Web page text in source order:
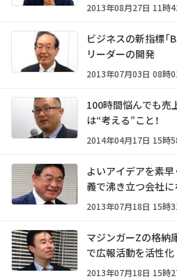
2013年08月27日 11時
ビジネスの新指標「
リーダーの開発
2013年07月03日 08時
100時間悩んでも売
は“考える”こと！
2014年04月17日 15時
よいアイデアを素早
義で沸き立つ会社に
2013年07月18日 15時
マジンガーZの格納
で広報活動を活性化
2013年07月18日 15時